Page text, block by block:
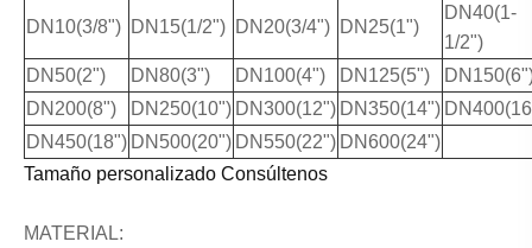
DN10(3/8") DN15(1/2") DN20(3/4") DN25(1")
DN40(1-
1/2")
DN50(2")
DN80(3") DN100(4") DN125(5")
DN200(8")
DN250(10") DN300(12") DN350(14")
DN450(18") DN500(20") DN550(22") DN600(24")
Tamaño personalizado Consúltenos
MATERIAL: